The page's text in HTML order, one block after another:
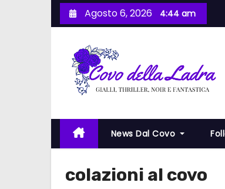
a
c
Agosto 6, 2026 4:44 am
News Dal Covo
colazioni al covo